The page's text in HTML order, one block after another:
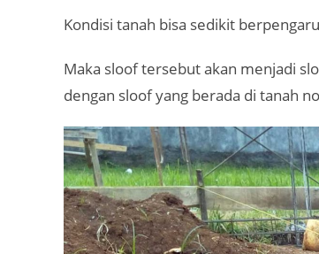
Kondisi tanah bisa sedikit
Maka sloof tersebut akan menjadi
dengan sloof yang berada di tanah